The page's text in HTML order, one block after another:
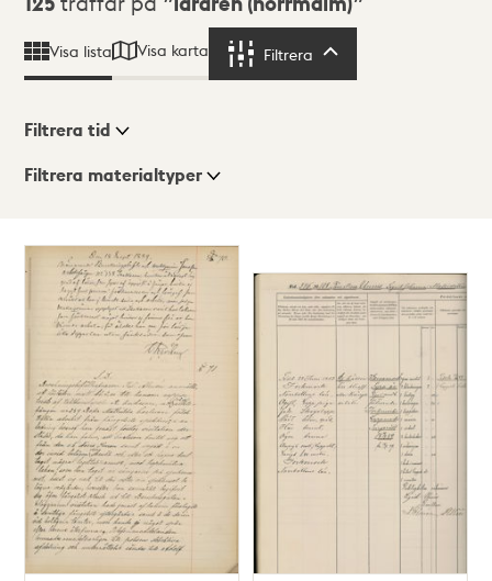
Visa lista Visa karta Filtrera
Visningsläge
Lista
Karta
Filtrera tid
Filtrera materialtyper
träffar